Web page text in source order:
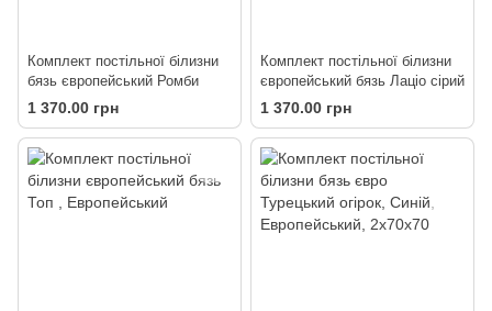
Комплект постільної білизни
бязь європейський Ромби
1 370.00 грн
Комплект постільної білизни
європейський бязь Лаціо сірий
1 370.00 грн